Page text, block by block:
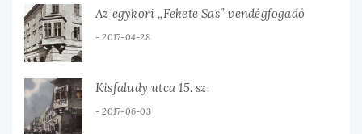
Az egykori „Fekete Sas” vendégfogadó
2017-04-28
Kisfaludy utca 15. sz.
2017-06-03